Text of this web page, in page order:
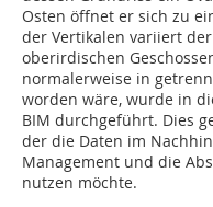
Osten öffnet er sich zu
der Vertikalen variiert
oberirdischen
normalerweise in
worden wäre, wurde in
BIM durchgeführt. Dies
der die Daten im
Management und die
nutzen möchte.